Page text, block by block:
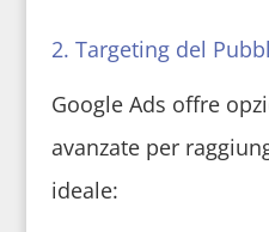
2. Targeting del
Google Ads offre
avanzate per
ideale: